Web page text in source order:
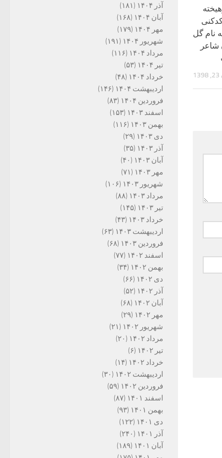
نام گل
شاعر
آذر ۱۴۰۴
(۱۸۱)
آبان ۱۴۰۴
(۱۶۸)
مهر ۱۴۰۴
(۱۷۹)
شهریور ۱۴۰۴
(۱۹۱)
مرداد ۱۴۰۴
(۱۱۶)
تیر ۱۴۰۴
(۵۳)
خرداد ۱۴۰۴
(۴۸)
اردیبهشت ۱۴۰۴
(۱۴۶)
فروردین ۱۴۰۴
(۸۳)
اسفند ۱۴۰۳
(۱۵۳)
بهمن ۱۴۰۳
(۱۱۶)
دی ۱۴۰۳
(۲۹)
آذر ۱۴۰۳
(۳۵)
آبان ۱۴۰۳
(۴۰)
مهر ۱۴۰۳
(۷۱)
شهریور ۱۴۰۳
(۱۰۶)
مرداد ۱۴۰۳
(۸۸)
تیر ۱۴۰۳
(۱۴۵)
خرداد ۱۴۰۳
(۴۳)
اردیبهشت ۱۴۰۳
(۶۳)
فروردین ۱۴۰۳
(۶۸)
اسفند ۱۴۰۲
(۷۷)
بهمن ۱۴۰۲
(۳۴)
دی ۱۴۰۲
(۶۶)
آذر ۱۴۰۲
(۵۲)
آبان ۱۴۰۲
(۶۸)
مهر ۱۴۰۲
(۲۹)
شهریور ۱۴۰۲
(۲۱)
مرداد ۱۴۰۲
(۲۰)
تیر ۱۴۰۲
(۶)
خرداد ۱۴۰۲
(۱۴)
اردیبهشت ۱۴۰۲
(۳۰)
فروردین ۱۴۰۲
(۵۹)
اسفند ۱۴۰۱
(۸۷)
بهمن ۱۴۰۱
(۹۳)
دی ۱۴۰۱
(۱۲۲)
آذر ۱۴۰۱
(۲۴۰)
آبان ۱۴۰۱
(۱۸۹)